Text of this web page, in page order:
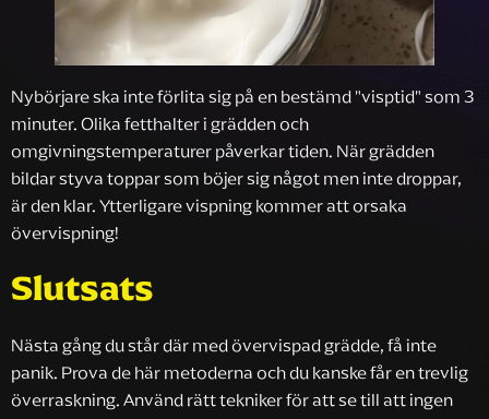
Nybörjare ska inte förlita sig på en bestämd "visptid" som 3
minuter. Olika fetthalter i grädden och
omgivningstemperaturer påverkar tiden. När grädden
bildar styva toppar som böjer sig något men inte droppar,
är den klar. Ytterligare vispning kommer att orsaka
övervispning!
Slutsats
Nästa gång du står där med övervispad grädde, få inte
panik. Prova de här metoderna och du kanske får en trevlig
överraskning. Använd rätt tekniker för att se till att ingen